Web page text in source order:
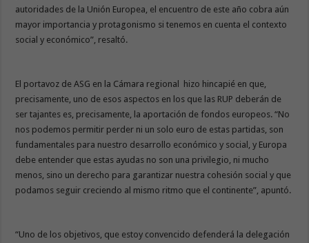
autoridades de la Unión Europea, el encuentro de este año cobra aún
mayor importancia y protagonismo si tenemos en cuenta el contexto
social y económico”, resaltó.
El portavoz de ASG en la Cámara regional hizo hincapié en que,
precisamente, uno de esos aspectos en los que las RUP deberán de
ser tajantes es, precisamente, la aportación de fondos europeos. “No
nos podemos permitir perder ni un solo euro de estas partidas, son
fundamentales para nuestro desarrollo económico y social, y Europa
debe entender que estas ayudas no son una privilegio, ni mucho
menos, sino un derecho para garantizar nuestra cohesión social y que
podamos seguir creciendo al mismo ritmo que el continente”, apuntó.
“Uno de los objetivos, que estoy convencido defenderá la delegación